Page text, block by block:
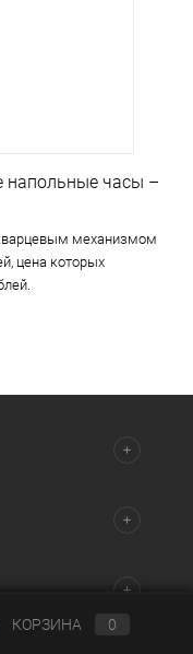
напольные часы –
механизмом
цена которых
КОРЗИНА 0